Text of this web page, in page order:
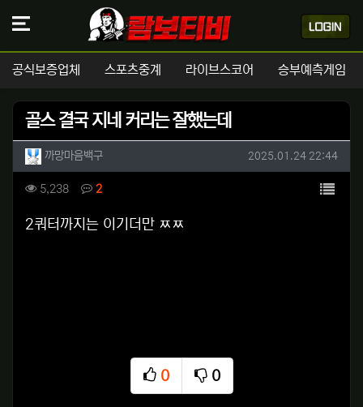
공식보증업체 스포츠중계 라이브스코어 승부예측게임
골스 결국 지네 커리는 잘했는데
작성자 정보
까망마음백구작성 작성일
2025.01.24 22:44
컨텐츠 정보
5,238조회 2댓글 목록
본문
2쿼터까지는 이기더만 ㅉㅉ
0
추천
0
비추천